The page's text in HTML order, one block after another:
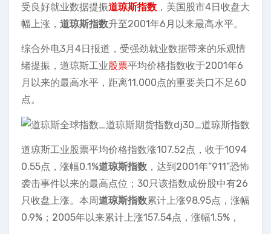
受良好就业数据提振道琼斯指数 ，美国股市4日收盘大
幅上涨， 道琼斯指数升至2001年6月以来最高水平。
综合外电3月4日报道，受强劲就业数据带来的乐观情
绪提振，道琼斯工业股票平均价格指数收于2001年6
月以来的最高水平，距离11,000点的重要关口不足60
点。
道琼斯工业股票平均价格指数涨107.52点，收于1094
0.55点，涨幅0.1%道琼斯指数 ，达到2001年“911”恐怖
袭击事件以来的最高点位；30只该指数成份股中有26
只收盘上涨。本周道琼斯指数累计上涨98.95点，涨幅
0.9%；2005年以来累计上涨157.54点，涨幅1.5%，